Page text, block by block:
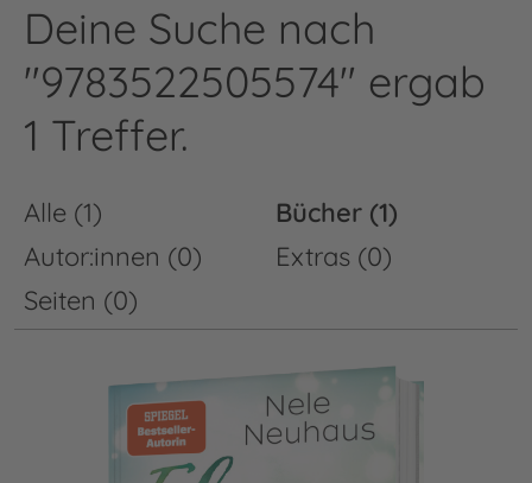
Deine Suche nach
"9783522505574" ergab
1 Treffer.
Alle (1)
Bücher (1)
Autor:innen (0)
Extras (0)
Seiten (0)